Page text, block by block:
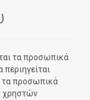
τα προσωπικά
τα προσωπικά
χρηστών